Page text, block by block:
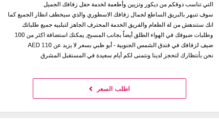
التي تناسب ذوقكم من ديكور وتزيين وأطعمة لخدمة حفل زفافك الجميل
سوف تنبهر بالبريق الساطع لجمال زفافك الاسطوري والذي سيخطف انظار الجميع كما
انك ستندهش من لة الطعام والفريق الخدمة المحترف الجاهز لتبلبيه جميع طلباتك
وطلبات ضيوفك في الهواء الطلق أيضاً بجانب المسبح, يمكنك استضافة اكثر من 100
ضيف لزفافك في فندق الشمس الجنوبية - أبو ظبي بسعر لا يزيد عن 110 AED
نحن بأنتظارك لتحجز لدينا ونتمنى لكم أيام سعيدة في المستقبل المشرق
اطلب السعر